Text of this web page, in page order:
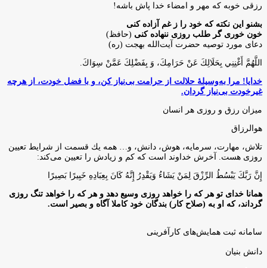
رزقی خوبه كه مهر و امضاء خدا پاش باشه!
بشنو این نکته که خود را ز غم آزاده کنی
خون خوری گر طلب روزی ننهاده کنی (حافظ)
دعای مورد توصیه حضرت آیت‌الله بهجت (ره)
اللَّهُمَّ أَغْنِنِي بِحَلَالِكَ عَنْ حَرَامِكَ، وَ بِفَضْلِكَ عَمَّنْ سِوَاكَ‏.
خدایا! مرا به‌وسیلۀ حلالت از حرامت بی‌نیاز کن، و با فضل خودت، از هرچه
غیرخودت بی‌نیاز گردان.
میزان رزق و روزی هر انسان
هوالرزاق
تلاش، مهارت، سرمايه، هوش، دانش، و… همه يك قسمت از شرايط تعيين
روزى هست. آخرش خداوند است كه كم و زيادش را تعيين مى‌كند:
إِنَّ رَبَّكَ يَبْسُطُ الرِّزْقَ لِمَنْ يَشَاءُ وَيَقْدِرُ إِنَّهُ كَانَ بِعِبَادِهِ خَبِيرًا بَصِيرًا
همانا خدای تو هر که را خواهد روزی وسیع دهد و هر که را خواهد تنگ روزی
گرداند، که او به (صلاح کار) بندگان خود کاملا آگاه و بصیر است.
سامانه ثبت همایش‌های کارآفرینی
دانش‌ بنیان‌